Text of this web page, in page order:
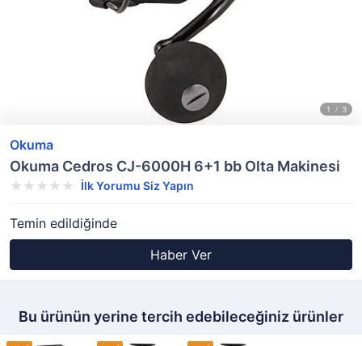
Okuma
Okuma Cedros CJ-6000H 6+1 bb Olta Makinesi
İlk Yorumu Siz Yapın
Temin edildiğinde
Haber Ver
Bu ürünün yerine tercih edebileceğiniz ürünler